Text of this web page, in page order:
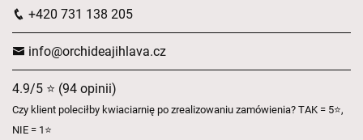
+420 731 138 205
info@orchideajihlava.cz
4.9/5 ⭐ (94 opinii)
Czy klient poleciłby kwiaciarnię po zrealizowaniu zamówienia? TAK = 5⭐,
NIE = 1⭐